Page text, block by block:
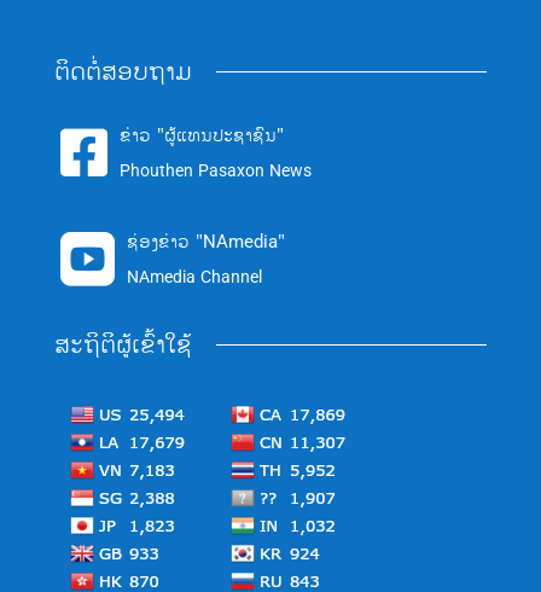
ຕິດຕໍ່ສອບຖາມ
 ຂ່າວ "ຜູ້ແທນປະຊາຊົນ"
Phouthen Pasaxon News
 ຊ່ອງຂ່າວ "NAmedia"
NAmedia Channel
ສະຖິຕິຜູ້ເຂົ້າໃຊ້